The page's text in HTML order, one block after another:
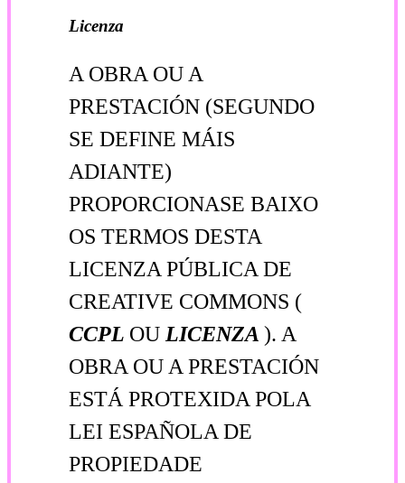
Licenza
A OBRA OU A
PRESTACIÓN (SEGUNDO
SE DEFINE MÁIS
ADIANTE)
PROPORCIONASE BAIXO
OS TERMOS DESTA
LICENZA PÚBLICA DE
CREATIVE COMMONS (
CCPL OU LICENZA ). A
OBRA OU A PRESTACIÓN
ESTÁ PROTEXIDA POLA
LEI ESPAÑOLA DE
PROPIEDADE